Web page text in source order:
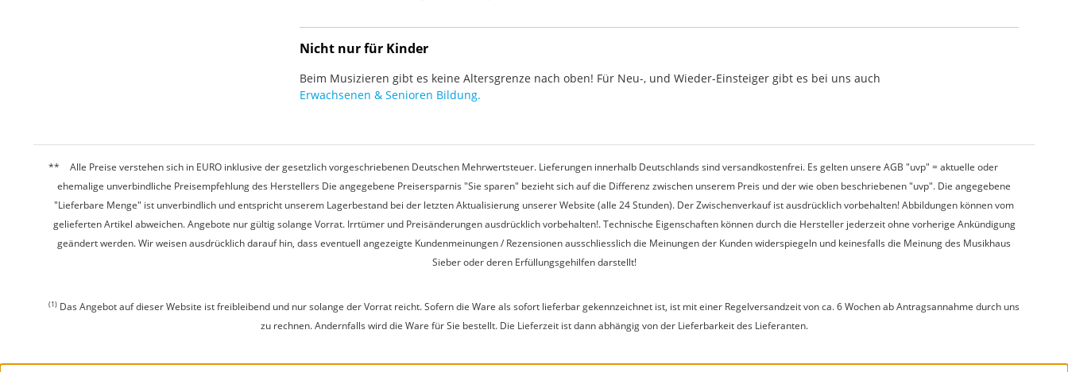
Nicht nur für Kinder
Beim Musizieren gibt es keine Altersgrenze nach oben! Für Neu-, und Wieder-Einsteiger gibt es bei uns auch
Erwachsenen & Senioren Bildung.
Alle Preise verstehen sich in EURO inklusive der gesetzlich vorgeschriebenen Deutschen Mehrwertsteuer. Lieferungen innerhalb Deutschlands sind versandkostenfrei. Es gelten unsere AGB "uvp" = aktuelle oder
ehemalige unverbindliche Preisempfehlung des Herstellers Die angegebene Preisersparnis "Sie sparen" bezieht sich auf die Differenz zwischen unserem Preis und der wie oben beschriebenen "uvp". Die angegebene
"Lieferbare Menge" ist unverbindlich und entspricht unserem Lagerbestand bei der letzten Aktualisierung unserer Website (alle 24 Stunden). Der Zwischenverkauf ist ausdrücklich vorbehalten! Abbildungen können vom
gelieferten Artikel abweichen. Angebote nur gültig solange Vorrat. Irrtümer und Preisänderungen ausdrücklich vorbehalten!. Technische Eigenschaften können durch die Hersteller jederzeit ohne vorherige Ankündigung
geändert werden. Wir weisen ausdrücklich darauf hin, dass eventuell angezeigte Kundenmeinungen / Rezensionen ausschliesslich die Meinungen der Kunden widerspiegeln und keinesfalls die Meinung des Musikhaus
Sieber oder deren Erfüllungsgehilfen darstellt!
(1) Das Angebot auf dieser Website ist freibleibend und nur solange der Vorrat reicht. Sofern die Ware als sofort lieferbar gekennzeichnet ist, ist mit einer Regelversandzeit von ca. 6 Wochen ab Antragsannahme durch uns
zu rechnen. Andernfalls wird die Ware für Sie bestellt. Die Lieferzeit ist dann abhängig von der Lieferbarkeit des Lieferanten.